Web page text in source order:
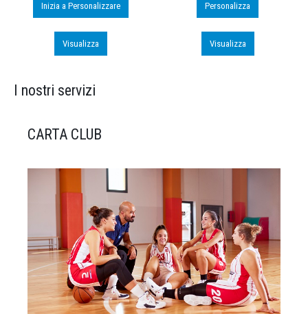
Inizia a Personalizzare
Visualizza
Personalizza
Visualizza
I nostri servizi
CARTA CLUB